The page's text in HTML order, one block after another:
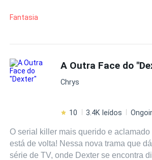
grupo de ladrões procura por pedras
valem uma fortuna. Missão simples:
atormentado por pesadelos e sem
suas vidas para sempre.
Fantasia
A Outra Face do
Chrys
10 3.4K leídos
O serial killer mais querido e
está de volta! Nessa nova trama que
série de TV, onde Dexter se encontra